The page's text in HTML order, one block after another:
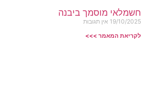
חשמלאי מוסמך ביבנה
19/10/2025 אין תגובות
לקריאת המאמר >>>